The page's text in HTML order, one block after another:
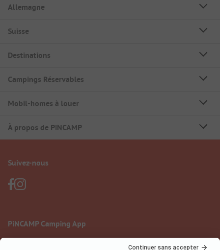
Allemagne
Suisse
Destinations
Campings Réservables
Mobil-homes à louer
À propos de PiNCAMP
Suivez-nous
PiNCAMP Camping App